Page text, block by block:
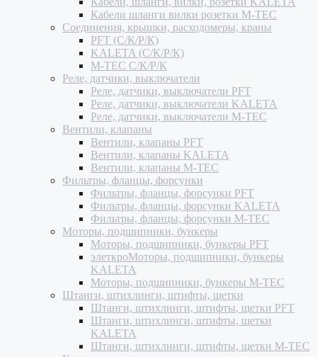
Кабели шланги вилки розетки M-TEC
Соединения, крышки, расходомеры, краны
PFT (С/К/Р/К)
KALETA (С/К/Р/К)
M-TEC С/К/Р/К
Реле, датчики, выключатели
Реле, датчики, выключатели PFT
Реле, датчики, выключатели KALETA
Реле, датчики, выключатели M-TEC
Вентили, клапаны
Вентили, клапаны PFT
Вентили, клапаны KALETA
Вентили, клапаны M-TEC
Фильтры, фланцы, форсунки
Фильтры, фланцы, форсунки PFT
Фильтры, фланцы, форсунки KALETA
Фильтры, фланцы, форсунки M-TEC
Моторы, подшипники, бункеры
Моторы, подшипники, бункеры PFT
элеткроМоторы, подшипники, бункеры
KALETA
Моторы, подшипники, бункеры M-TEC
Штанги, штихлинги, штифты, щетки
Штанги, штихлинги, штифты, щетки PFT
Штанги, штихлинги, штифты, щетки
KALETA
Штанги, штихлинги, штифты, щетки M-TEC